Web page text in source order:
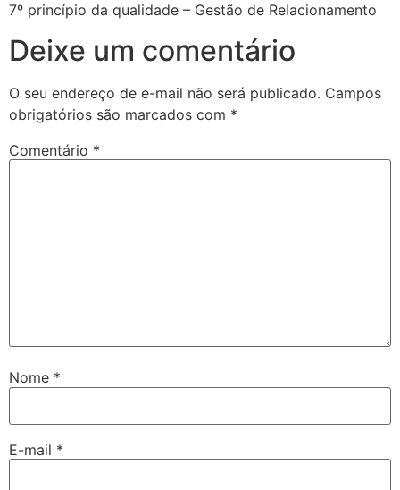
7º princípio da qualidade – Gestão de Relacionamento
Deixe um comentário
O seu endereço de e-mail não será publicado. Campos
obrigatórios são marcados com *
Comentário *
Nome *
E-mail *